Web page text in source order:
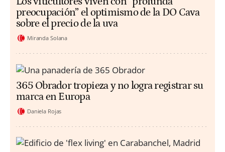
preocupación” el optimismo de la DO Cava
sobre el precio de la uva
Miranda Solana
365 Obrador tropieza y no logra registrar su
marca en Europa
Daniela Rojas